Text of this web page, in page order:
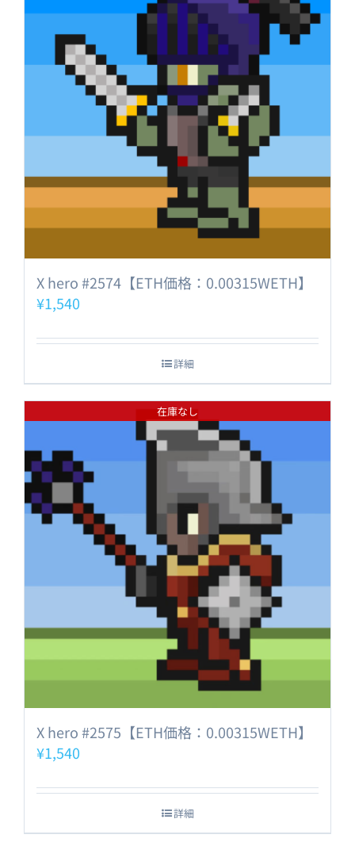
X hero #2574【ETH価格：0.00315WETH】
¥1,540
詳細
在庫なし
X hero #2575【ETH価格：0.00315WETH】
¥1,540
詳細